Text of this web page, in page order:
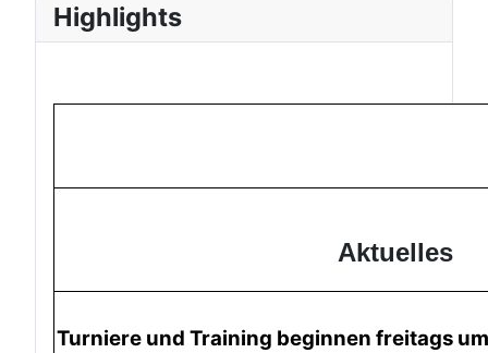
Highlights
Aktuelles
Turniere und Training beginnen freitags